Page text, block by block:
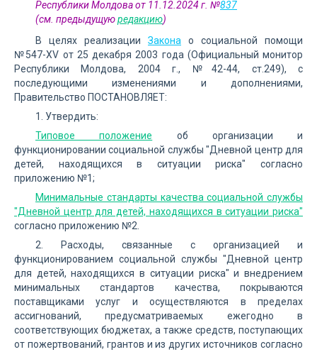
Республики Молдова от 11.12.2024 г. №837
(см. предыдущуюредакцию)
В целях реализации Закона о социальной помощи
№547-XV от 25 декабря 2003 года (Официальный монитор
Республики Молдова, 2004 г., №42-44, ст.249), с
последующими изменениями и дополнениями,
Правительство ПОСТАНОВЛЯЕТ:
1. Утвердить:
Типовое положение об организации и
функционировании социальной службы "Дневной центр для
детей, находящихся в ситуации риска" согласно
приложению №1;
Минимальные стандарты качества социальной службы
"Дневной центр для детей, находящихся в ситуации риска"
согласно приложению №2.
2. Расходы, связанные с организацией и
функционированием социальной службы "Дневной центр
для детей, находящихся в ситуации риска" и внедрением
минимальных стандартов качества, покрываются
поставщиками услуг и осуществляются в пределах
ассигнований, предусматриваемых ежегодно в
соответствующих бюджетах, а также средств, поступающих
от пожертвований, грантов и из других источников согласно